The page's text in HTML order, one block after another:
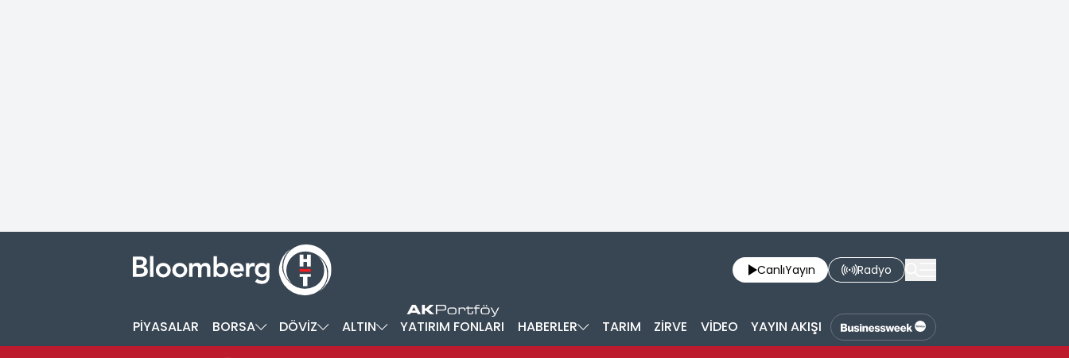
CanlıYayın Radyo
PİYASALAR BORSA DÖVİZ ALTIN YATIRIM FONLARI HABERLER TARIM ZİRVE VİDEO YAYIN AKIŞI